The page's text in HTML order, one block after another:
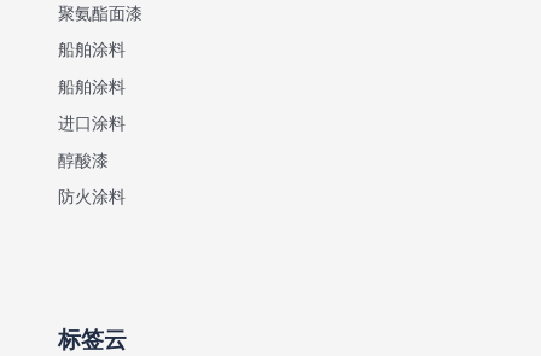
聚氨酯面漆
船舶涂料
船舶涂料
进口涂料
醇酸漆
防火涂料
标签云